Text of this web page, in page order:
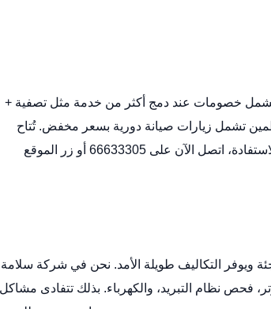
خصومات عند دمج أكثر من خدمة مثل تصفية +
تشمل زيارات صيانة دورية بسعر مخفض. تُتاح
الآن على 66633305 أو زر
الموقع
ويوفر التكاليف طويلة الأمد. نحن في شركة سلامة
فحص نظام التبريد، والكهرباء. بذلك تتفادى مشاكل